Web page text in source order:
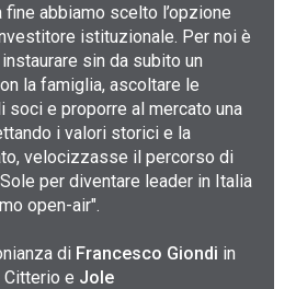
abbiamo scelto l’opzione
istituzionale. Per noi è
sin da subito un
la famiglia, ascoltare le
e proporre al mercato una
i valori storici e la
velocizzasse il percorso di
per diventare leader in Italia
open-air".
di Francesco Giondi in
Citterio e Jole